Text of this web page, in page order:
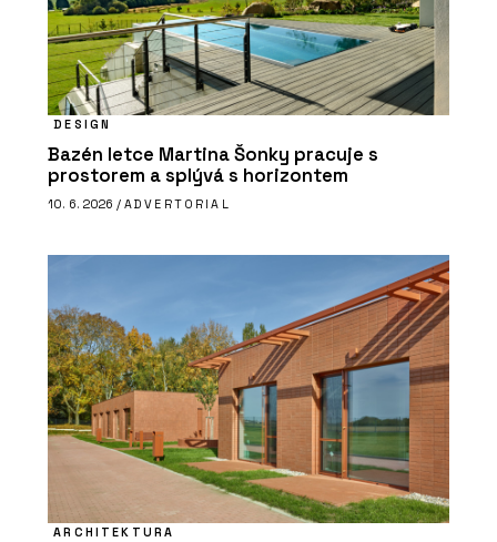
DESIGN
Bazén letce Martina Šonky pracuje s
prostorem a splývá s horizontem
10. 6. 2026 / ADVERTORIAL
ARCHITEKTURA